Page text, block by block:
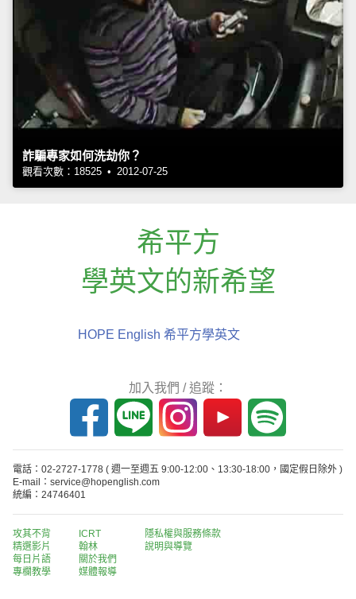
詐騙專家如何洗劫你？
觀看次數：18525 • 2012-07-25
希平方
學英文的新希望
HOPE English 希平方學英文
加入我們 / 追蹤：
電話：02-2727-1778 ( 週一至週五 9:00-12:00、13:30-18:00，國定假日除外 )
E-mail：service@hopenglish.com
統編：24746401
攻其不背
精選影片
每日片語
專欄教學
ICRT
翰林
關於我們
媒體報導
隱私權與服務條款
說明與導覽